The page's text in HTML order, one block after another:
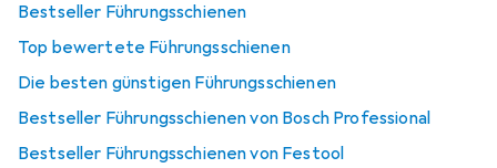
Bestseller Führungsschienen
Top bewertete Führungsschienen
Die besten günstigen Führungsschienen
Bestseller Führungsschienen von Bosch Professional
Bestseller Führungsschienen von Festool